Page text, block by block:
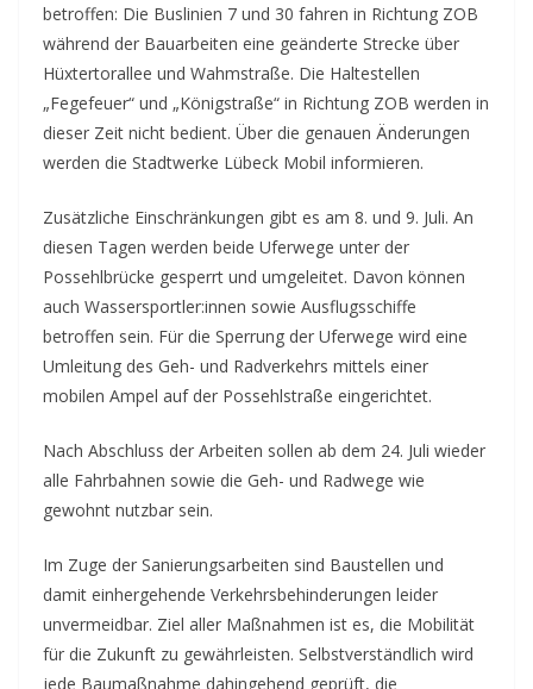
betroffen: Die Buslinien 7 und 30 fahren in Richtung ZOB
während der Bauarbeiten eine geänderte Strecke über
Hüxtertorallee und Wahmstraße. Die Haltestellen
„Fegefeuer“ und „Königstraße“ in Richtung ZOB werden in
dieser Zeit nicht bedient. Über die genauen Änderungen
werden die Stadtwerke Lübeck Mobil informieren.
Zusätzliche Einschränkungen gibt es am 8. und 9. Juli. An
diesen Tagen werden beide Uferwege unter der
Possehlbrücke gesperrt und umgeleitet. Davon können
auch Wassersportler:innen sowie Ausflugsschiffe
betroffen sein. Für die Sperrung der Uferwege wird eine
Umleitung des Geh- und Radverkehrs mittels einer
mobilen Ampel auf der Possehlstraße eingerichtet.
Nach Abschluss der Arbeiten sollen ab dem 24. Juli wieder
alle Fahrbahnen sowie die Geh- und Radwege wie
gewohnt nutzbar sein.
Im Zuge der Sanierungsarbeiten sind Baustellen und
damit einhergehende Verkehrsbehinderungen leider
unvermeidbar. Ziel aller Maßnahmen ist es, die Mobilität
für die Zukunft zu gewährleisten. Selbstverständlich wird
jede Baumaßnahme dahingehend geprüft, die